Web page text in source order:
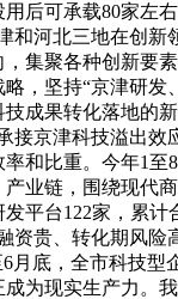
后可承载80家左右
和河北三地在创
集聚各种创新要
，坚持“京津研
成果转化落地的新
接京津科技溢出
和比重。今年1至
业链，围绕现代
平台122家，累
资贵、转化期风
底，全市科技型
为现实生产力。